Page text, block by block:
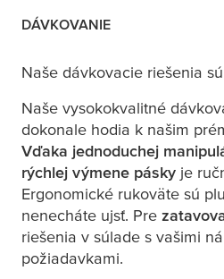
DÁVKOVANIE
Naše dávkovacie riešenia
Naše vysokokvalitné
dokonale hodia k našim
Vďaka jednoduchej
rýchlej výmene pásky je
Ergonomické rukoväte sú
nenecháte ujsť. Pre
riešenia v súlade s vašimi
požiadavkami.